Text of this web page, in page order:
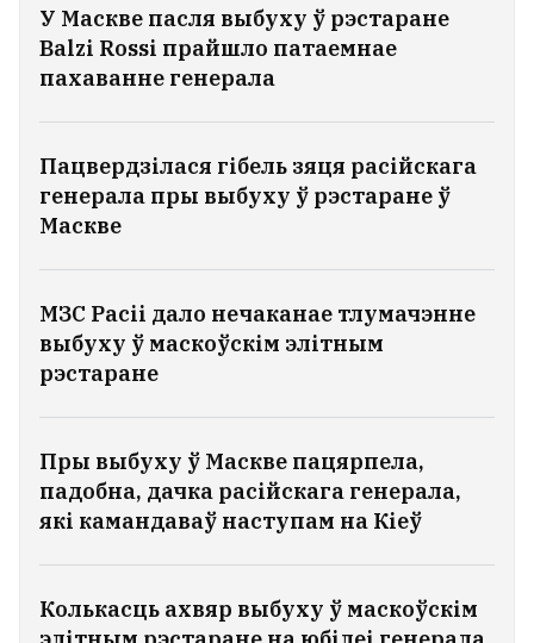
У Маскве пасля выбуху ў рэстаране
Balzi Rossi прайшло патаемнае
пахаванне генерала
Пацвердзілася гібель зяця расійскага
генерала пры выбуху ў рэстаране ў
Маскве
МЗС Расіі дало нечаканае тлумачэнне
выбуху ў маскоўскім элітным
рэстаране
Пры выбуху ў Маскве пацярпела,
падобна, дачка расійскага генерала,
які камандаваў наступам на Кіеў
Колькасць ахвяр выбуху ў маскоўскім